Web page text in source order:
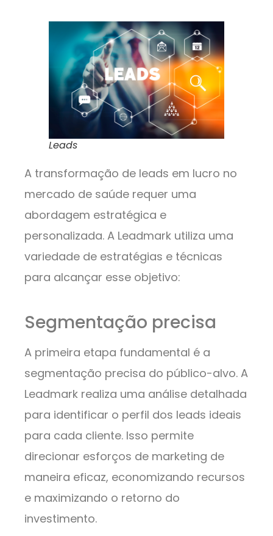
Leads
A transformação de leads em lucro no
mercado de saúde requer uma
abordagem estratégica e
personalizada. A Leadmark utiliza uma
variedade de estratégias e técnicas
para alcançar esse objetivo:
Segmentação precisa
A primeira etapa fundamental é a
segmentação precisa do público-alvo. A
Leadmark realiza uma análise detalhada
para identificar o perfil dos leads ideais
para cada cliente. Isso permite
direcionar esforços de marketing de
maneira eficaz, economizando recursos
e maximizando o retorno do
investimento.